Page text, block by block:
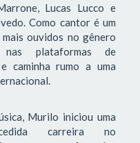
Lucas Lucco e
Como cantor é um
mais ouvidos no gênero
nas plataformas de
caminha rumo a uma
Murilo iniciou uma
carreira no